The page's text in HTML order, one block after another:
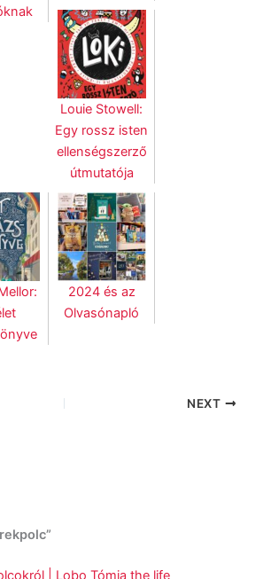
Louie Stowell:
Egy rossz isten
ellenségszerző
útmutatója
2024 és az
Olvasónapló
NEXT
| Lobo Tómia the life